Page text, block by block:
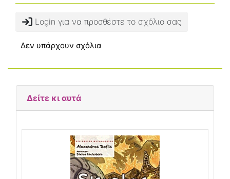
Login για να προσθέστε το σχόλιο σας
Δεν υπάρχουν σχόλια
Δείτε κι αυτά